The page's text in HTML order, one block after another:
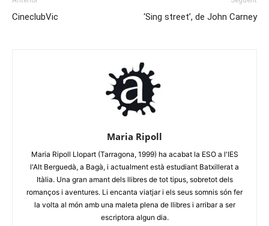
CineclubVic ‘Sing street’, de John Carney
Maria Ripoll
Maria Ripoll Llopart (Tarragona, 1999) ha acabat la ESO a l'IES
l'Alt Berguedà, a Bagà, i actualment està estudiant Batxillerat a
Itàlia. Una gran amant dels llibres de tot tipus, sobretot dels
romanços i aventures. Li encanta viatjar i els seus somnis són fer
la volta al món amb una maleta plena de llibres i arribar a ser
escriptora algun dia.